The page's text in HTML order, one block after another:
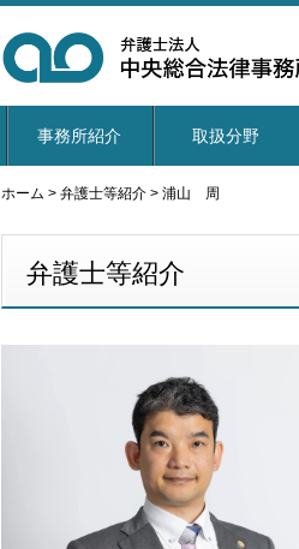
事務所紹介 取扱分野
ホーム > 弁護士等紹介 > 浦山 周
弁護士等紹介